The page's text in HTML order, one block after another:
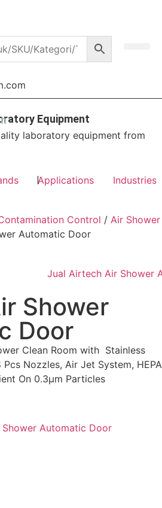
Equipment
laboratory equipment from
Applications Industries
Control / Air Shower
Automatic Door
Shower
Door
Clean Room with Stainless
Pcs Nozzles, Air Jet System, HEPA
On 0.3µm Particles